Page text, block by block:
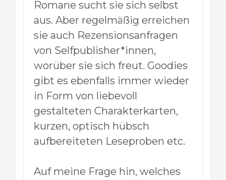
Romane sucht sie sich selbst
aus. Aber regelmäßig erreichen
sie auch Rezensionsanfragen
von Selfpublisher*innen,
worüber sie sich freut. Goodies
gibt es ebenfalls immer wieder
in Form von liebevoll
gestalteten Charakterkarten,
kurzen, optisch hübsch
aufbereiteten Leseproben etc.
Auf meine Frage hin, welches